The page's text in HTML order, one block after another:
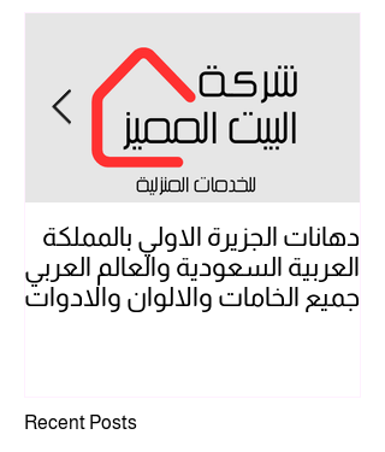
دهانات الجزيرة الاولي بالمملكة
العربية السعودية والعالم العربي
جميع الخامات والالوان والادوات
Recent Posts